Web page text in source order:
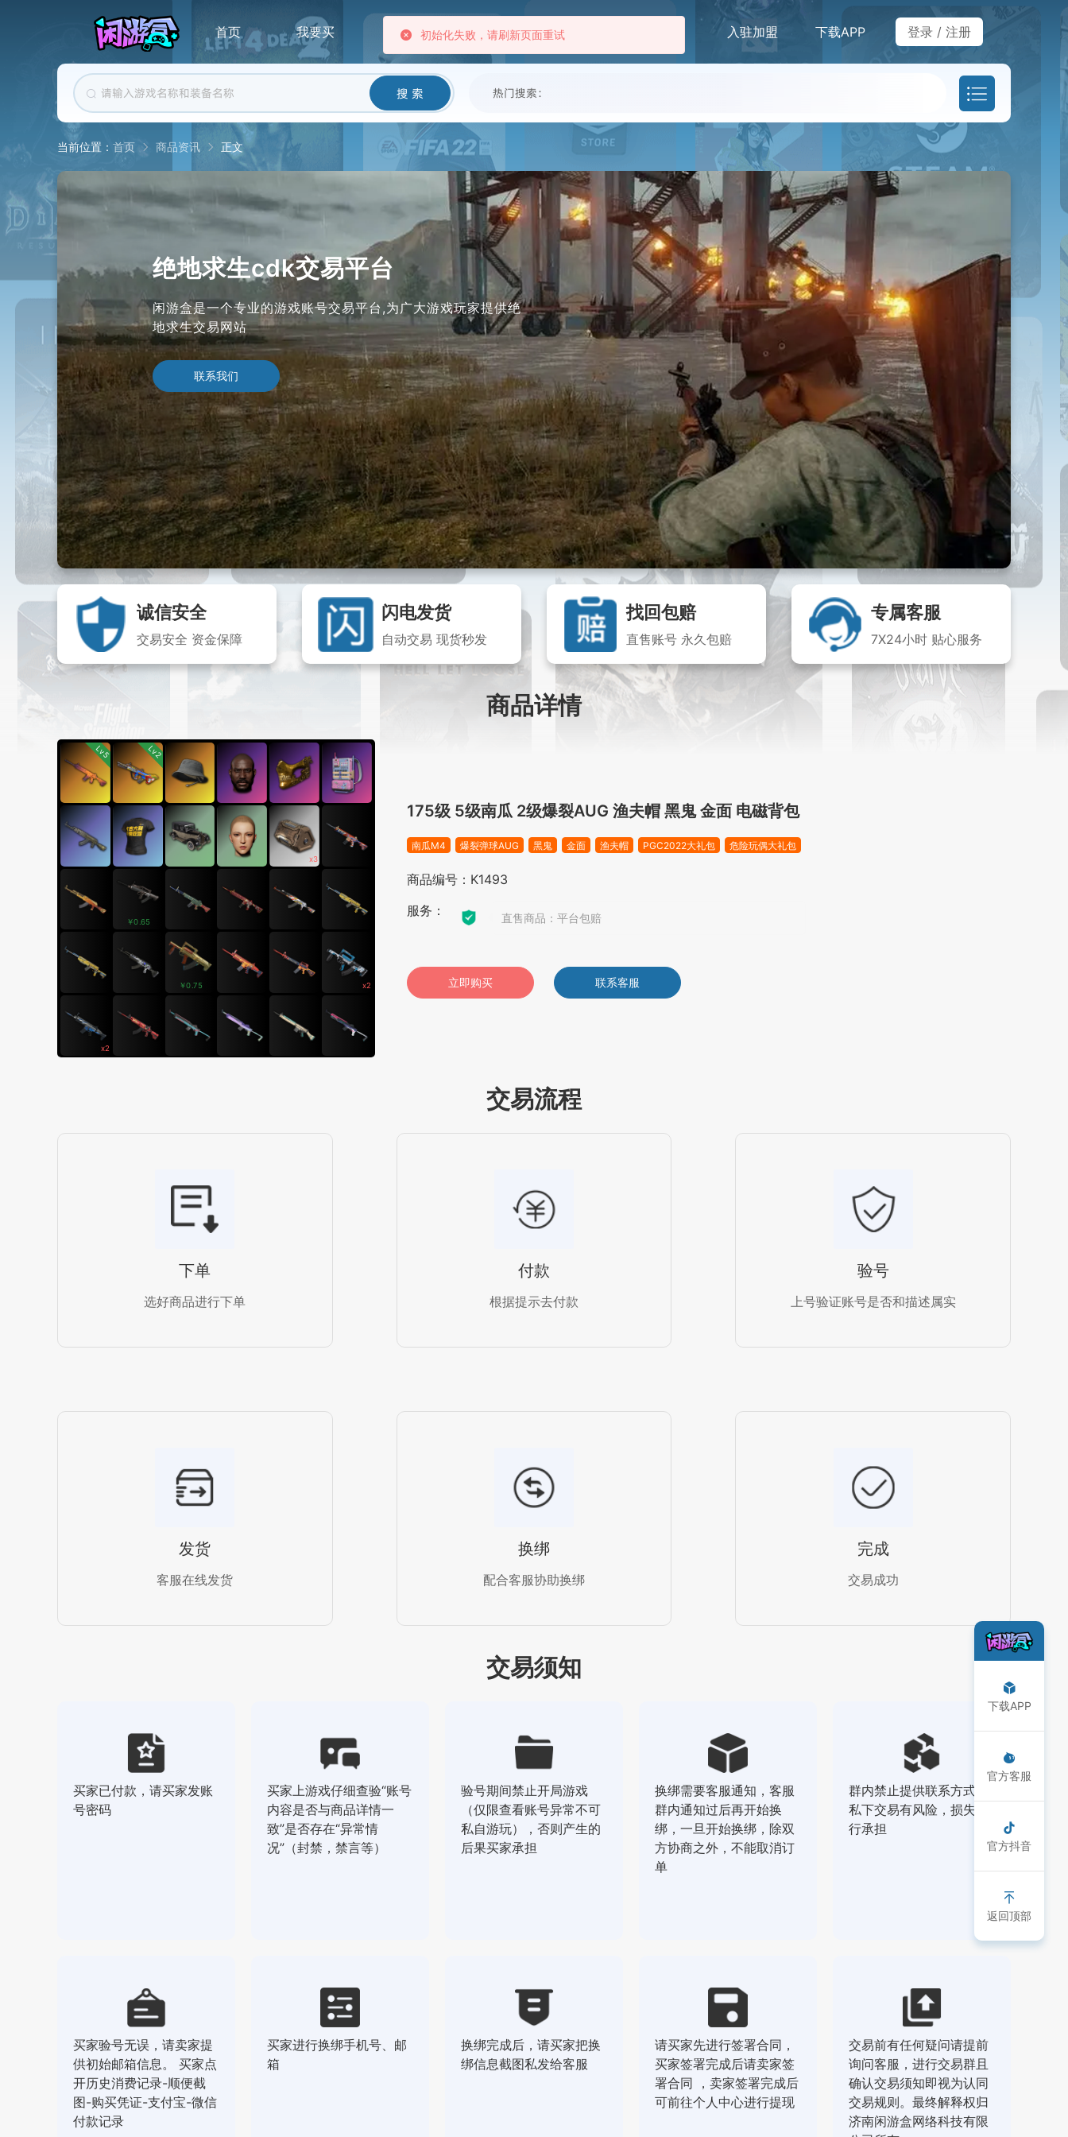
首页 我要买 我要卖 新闻资讯 帮助中心 入驻加盟 下载APP 登录 / 注册
搜 索 热门搜索：
当前位置： 首页 商品资讯 正文
绝地求生cdk交易平台
闲游盒是一个专业的游戏账号交易平台,为广大游戏玩家提供绝
地求生交易网站
联系我们
诚信安全
交易安全 资金保障
闪电发货
自动交易 现货秒发
找回包赔
直售账号 永久包赔
专属客服
7X24小时 贴心服务
商品详情
Lv5 Lv2
x3
￥0.65
￥0.75 x2
x2
175级 5级南瓜 2级爆裂AUG 渔夫帽 黑鬼 金面 电磁背包
南瓜M4 爆裂弹球AUG 黑鬼 金面 渔夫帽 PGC2022大礼包 危险玩偶大礼包
商品编号：K1493
服务：
直售商品：平台包赔
立即购买 联系客服
交易流程
下单
选好商品进行下单
付款
根据提示去付款
验号
上号验证账号是否和描述属实
发货
客服在线发货
换绑
配合客服协助换绑
完成
交易成功
交易须知
买家已付款，请买家发账
号密码
买家上游戏仔细查验“账号
内容是否与商品详情一
致”是否存在“异常情
况”（封禁，禁言等）
验号期间禁止开局游戏
（仅限查看账号异常不可
私自游玩），否则产生的
后果买家承担
换绑需要客服通知，客服
群内通知过后再开始换
绑，一旦开始换绑，除双
方协商之外，不能取消订
单
群内禁止提供联系方式，
私下交易有风险，损失自
行承担
买家验号无误，请卖家提
供初始邮箱信息。 买家点
开历史消费记录-顺便截
图-购买凭证-支付宝-微信
付款记录
买家进行换绑手机号、邮
箱
换绑完成后，请买家把换
绑信息截图私发给客服
请买家先进行签署合同，
买家签署完成后请卖家签
署合同 ，卖家签署完成后
可前往个人中心进行提现
交易前有任何疑问请提前
询问客服，进行交易群且
确认交易须知即视为认同
交易规则。最终解释权归
济南闲游盒网络科技有限
下载APP
官方客服
官方抖音
返回顶部